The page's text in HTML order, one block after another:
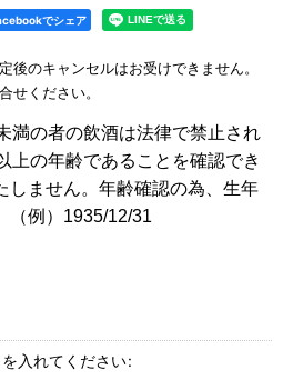
でシェア
後のキャンセルはお受けできません。
せください。
満の者の飲酒は法律で禁止され
上の年齢であることを確認でき
しません。年齢確認の為、生年
（例）1935/12/31
入れてください: